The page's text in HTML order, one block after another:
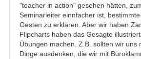
"teacher in action" gesehen hätten,
Seminarleiter einnfacher ist,
Gesten zu erklären. Aber wir haben
Flipcharts haben das Gesagte
Übungen machen. Z.B. sollten wir uns
Dinge ausdenken, die wir mit